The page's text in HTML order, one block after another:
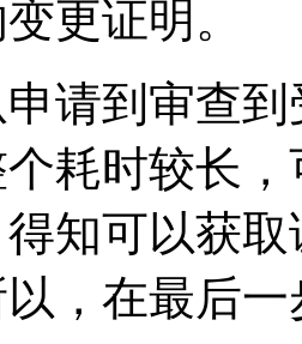
更证明。
请到审查
耗时较长
知可以获
，在最后